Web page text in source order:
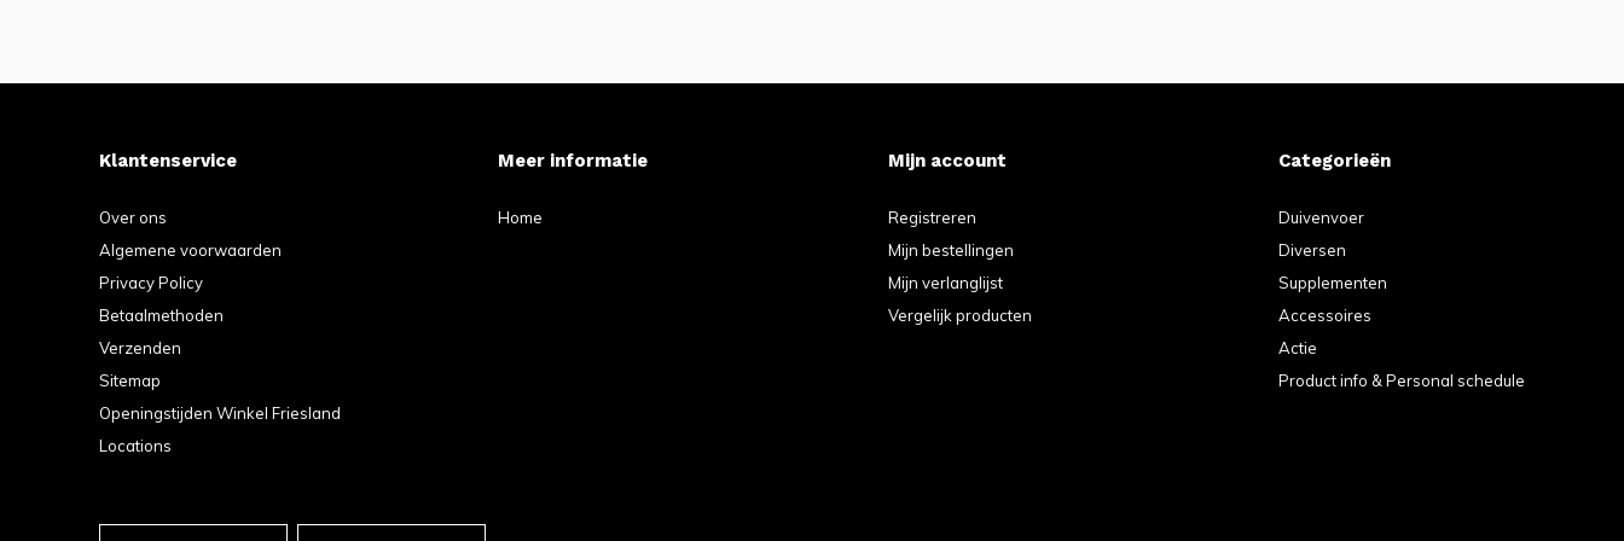
Klantenservice
Over ons
Algemene voorwaarden
Privacy Policy
Betaalmethoden
Verzenden
Sitemap
Openingstijden Winkel Friesland
Locations
Meer informatie
Home
Mijn account
Registreren
Mijn bestellingen
Mijn verlanglijst
Vergelijk producten
Categorieën
Duivenvoer
Diversen
Supplementen
Accessoires
Actie
Product info & Personal schedule